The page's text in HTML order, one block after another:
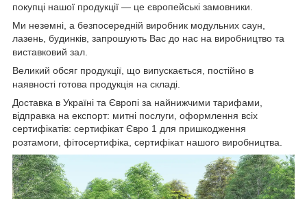
покупці нашої продукції — це європейські замовники.
Ми неземні, а безпосередній виробник модульних саун,
лазень, будинків, запрошують Вас до нас на виробництво та
виставковий зал.
Великий обсяг продукції, що випускається, постійно в
наявності готова продукція на складі.
Доставка в Україні та Європі за найнижчими тарифами,
відправка на експорт: митні послуги, оформлення всіх
сертифікатів: сертифікат Євро 1 для пришкодження
розтамоги, фітосертифіка, сертифікат нашого виробництва.